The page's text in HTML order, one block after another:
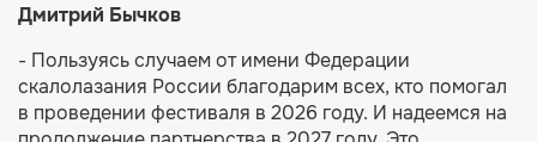
Дмитрий Бычков
- Пользуясь случаем от имени Федерации
скалолазания России благодарим всех, кто помогал
в проведении фестиваля в 2026 году. И надеемся на